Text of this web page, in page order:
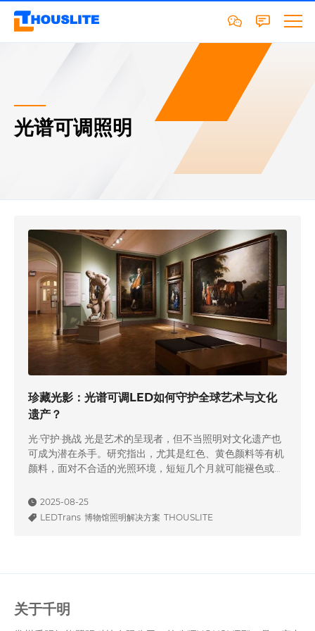
光谱可调照明
珍藏光影：光谱可调LED如何守护全球艺术与文化
遗产？
光·守护·挑战 光是艺术的呈现者，但不当照明对文化遗产也
可成为潜在杀手。研究指出，尤其是红色、黄色颜料等有机
颜料，面对不合适的光照环境，短短几个月就可能褪色或材
照明技术。这项技术不仅具备出色节能特性，更在准确调控
光谱方面实现突破：能有效滤除紫外/红外辐射，调控蓝光比
2025-08-25
LEDTrans 博物馆照明解决方案 THOUSLITE
关于千明